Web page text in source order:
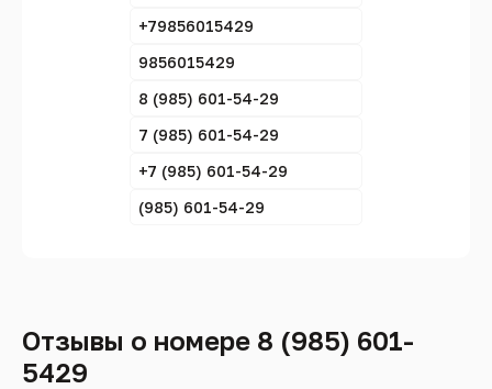
+79856015429
9856015429
8 (985) 601-54-29
7 (985) 601-54-29
+7 (985) 601-54-29
(985) 601-54-29
Отзывы о номере 8 (985) 601-
5429